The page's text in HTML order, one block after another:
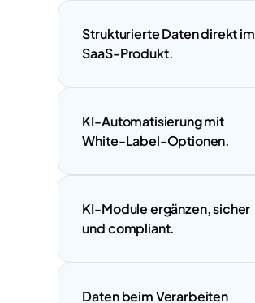
Strukturierte Daten direkt im
SaaS-Produkt.
KI-Automatisierung mit
White-Label-Optionen.
KI-Module ergänzen, sicher
und compliant.
Daten beim Verarbeiten